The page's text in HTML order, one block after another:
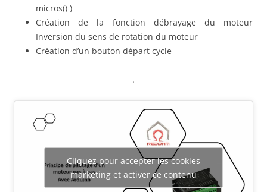
micros() )
Création de la fonction débrayage du moteur
Inversion du sens de rotation du moteur
Création d’un bouton départ cycle
.
Cliquez pour accepter les cookies
marketing et activer ce contenu